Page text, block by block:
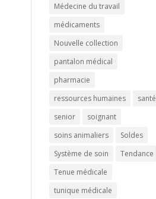
Médecine du travail
médicaments
Nouvelle collection
pantalon médical
pharmacie
ressources humaines
santé
senior
soignant
soins animaliers
Soldes
Système de soin
Tendance
Tenue médicale
tunique médicale